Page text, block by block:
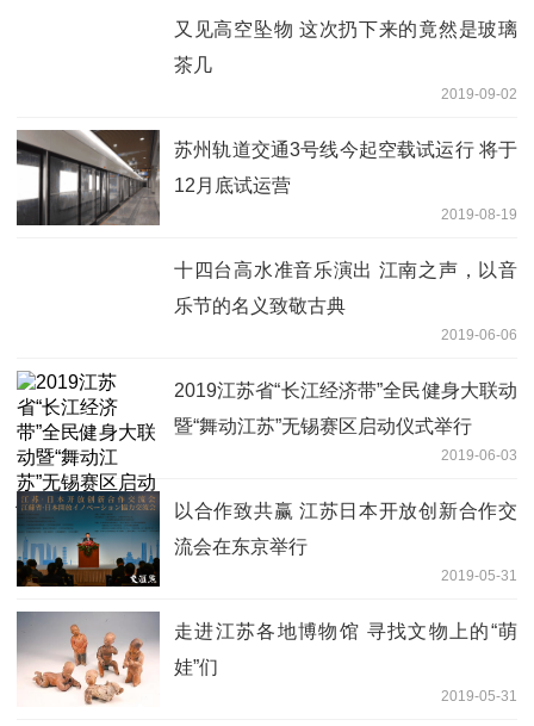
又见高空坠物 这次扔下来的竟然是玻璃
茶几
2019-09-02
苏州轨道交通3号线今起空载试运行 将于
12月底试运营
2019-08-19
十四台高水准音乐演出 江南之声，以音
乐节的名义致敬古典
2019-06-06
2019江苏省“长江经济带”全民健身大联动
暨“舞动江苏”无锡赛区启动仪式举行
2019-06-03
以合作致共赢 江苏日本开放创新合作交
流会在东京举行
2019-05-31
走进江苏各地博物馆 寻找文物上的“萌
娃”们
2019-05-31